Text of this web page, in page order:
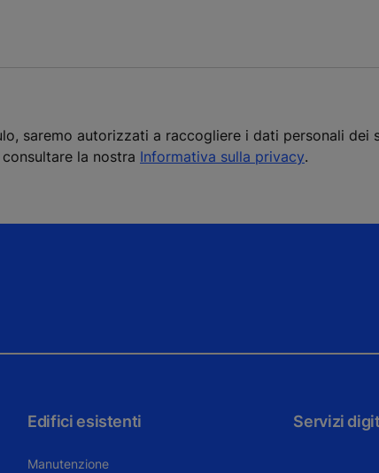
saremo autorizzati a raccogliere i dati personali
la nostra Informativa sulla privacy.
Edifici esistenti
Manutenzione
Servizi